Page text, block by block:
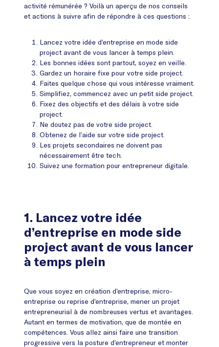
activité rémunérée ? Voilà un aperçu de nos conseils
et actions à suivre afin de répondre à ces questions :
Lancez votre idée d’entreprise en mode side
project avant de vous lancer à temps plein.
Les bonnes idées sont partout, soyez en veille.
Gardez un horaire fixe pour votre side project.
Faites quelque chose qui vous intéresse vraiment.
Simplifiez, commencez avec un petit side project.
Fixez des objectifs et des délais à votre side
project.
Ne doutez pas de votre side project.
Obtenez de l’aide sur votre side project.
Les projets secondaires ne doivent pas
nécessairement être tech.
Suivez une formation pour entrepreneur digitale.
1. Lancez votre idée
d’entreprise en mode side
project avant de vous lancer
à temps plein
Que vous soyez en création d’entreprise, micro-
entreprise ou reprise d’entreprise, mener un projet
entrepreneurial à de nombreuses vertus et avantages.
Autant en termes de motivation, que de montée en
compétences. Vous allez ainsi faire une transition
progressive vers la posture d’entrepreneur et monter